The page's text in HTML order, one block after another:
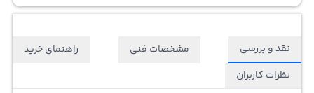
محصولات با کیفیت و مورد اعتماد این برند برجسته است.
برخلاف بسیاری از کولرهای گازی، این مدل با کمپرسور روتاری
نقد و بررسی مشخصات فنی
راهنمای خرید
نظرات کاربران